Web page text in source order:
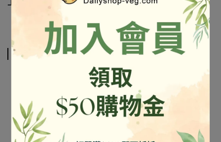
上標示為準
相關商品